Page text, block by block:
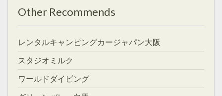
Other Recommends
レンタルキャンピングカージャパン大阪
スタジオミルク
ワールドダイビング